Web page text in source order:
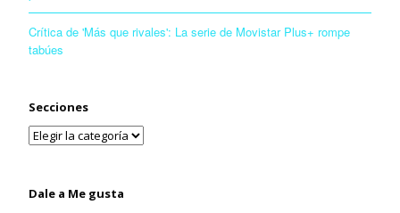
Crítica de 'Más que rivales': La serie de Movistar Plus+ rompe
tabúes
Secciones
Dale a Me gusta